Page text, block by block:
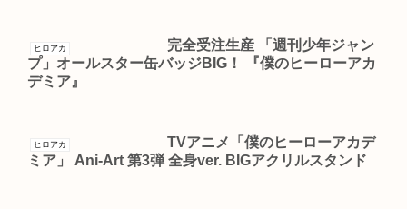
ヒロアカ
完全受注生産 「週刊少年ジャン
プ」オールスター缶バッジBIG！ 『僕のヒーローアカ
デミア』
ヒロアカ
TVアニメ「僕のヒーローアカデ
ミア」 Ani-Art 第3弾 全身ver. BIGアクリルスタンド